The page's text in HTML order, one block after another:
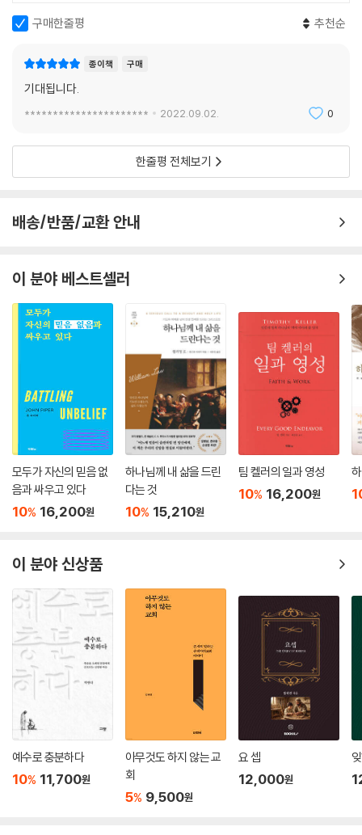
는 스스로를 위해서는 그 어느 것도 요구하지 않았기 때문이다.
---「4장 아담의 길」중에서
우리는 그의 육체적 혹은 정서적 아픔이나 고통에 대해 대부분 알지 못한
다. 아마도 아담의 가장 큰 고통 중 하나는 자기를 괴롭게 하는 것에 대해
누구에게도 말할 수 없었다는 것인 듯하다.…아담 주위에서 이루어진 어떤
상태로 살았다. 그는 철저한 연약함 가운데서 빛과 평안을 발산하며, 다른
사람의 손에 완전히 자신을 맡긴 채 그 운명을 따르는 것 같았다.
데이스프링의 내 방에서 잠이 들자마자, 새벽 1시쯤, 앤이 전화를 걸었다.
어 가실 때 사랑하시는 제자를 바라보시며 마리아에게 “어머니, 당신의 아
들입니다”라고 하셨으며 요한을 바라보며 “네 어머니다”라고 하셨다. 자
신의 죽음으로 새로운 관계를 시작하신 것이다. 아담 역시 그 순간 그리고
그 이후에도 가족과 과거와 현재의 공동체 구성원들과 친구 사이에 교제의
---「6장 아담의 죽음」중에서
그날 오후 나는 장례식장에서 관 속에 누워 있는 아담의 시신을 보고 너무
나 놀랐다. 그는 막 잠이 든 열여덟 살 소년처럼 너무나 어려 보였다. 그의
얼굴은 너무나 온화했고, 피부도 부드러웠다. 머리는 곱게 빗겨 있었다. 그
는 예쁜 셔츠와 옅은 노란색 털 스웨터를 입고 있었다. 그의 아름다움과 젊
음을 보니 눈물이 흘렀다. 입을 다물고 아주 아주 잠잠히 있는 모습은 처음
이었다. 이 사람이 내게 그렇게 많은 것을 주었던 사람인지, 그리고 동시에
칙적으로 학교에 다닐 수도, 혹 책을 읽을 수도 없던 그 사람인지 믿을 수
없었다. 그는 그저 친구들과 함께 그들 곁에 있는 것만 좋아했다! 여기서 그
는 너무 건강하고 너무 온전하고 너무 잘생겨 보여서 그에게서 눈을 뗄 수
없었다. 그가 부활할 때 얻게 될 새로운 몸을 미리 조금 보여 주는 것만 같
았다.
---「7장 아담의 장례」중에서
아담의 부활은 그를 사랑했던 사람의 슬픔 가운데서 시작되었다. 그 슬픔
은 아주 실제적이었고, 깊었다. 장례식 후 우리 모두 데이브레이크 공동체
의 대강당에 모였을 때, 나는 우리의 상실감이 얼마나 큰지 알 수 있었다.
단지 나만 아니라 많은 사람에게 아담은 공동체의 중심인물이었고, 불안한
삶을 사는 우리 가운데 있는 고요한 중심이었다. 이제 그 중심이 사라졌다.
---「8장 아담의 부활」중에서
곁으로 갔다.
특징
- 헨리 나우웬의 독특한 영적 통찰과 혜안이 담긴 영적 성장서
- 위기의 시대에 거룩한 하나님의 현존을 경험하게 할 책
지
구매한줄평 추천순
종이책 구매
기대됩니다.
********************** 2022.09.02. 0
한줄평 전체보기
배송/반품/교환 안내
이 분야 베스트셀러
모두가 자신의 믿음 없
음과 싸우고 있다
10% 16,200원
하나님께 내 삶을 드린
다는 것
10% 15,210원
팀 켈러의 일과 영성
10% 16,200원
이 분야 신상품
예수로 충분하다
10% 11,700원
아무것도 하지 않는 교
회
5% 9,500원
요 셉
12,000원